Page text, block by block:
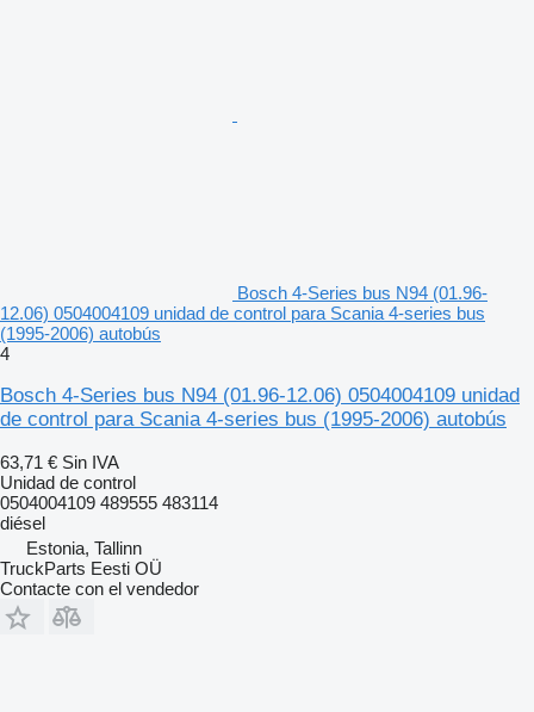
Bosch 4-Series bus N94 (01.96-
12.06) 0504004109 unidad de control para Scania 4-series bus
(1995-2006) autobús
4
Bosch 4-Series bus N94 (01.96-12.06) 0504004109 unidad
de control para Scania 4-series bus (1995-2006) autobús
63,71 € Sin IVA
Unidad de control
0504004109 489555 483114
diésel
Estonia, Tallinn
TruckParts Eesti OÜ
Contacte con el vendedor